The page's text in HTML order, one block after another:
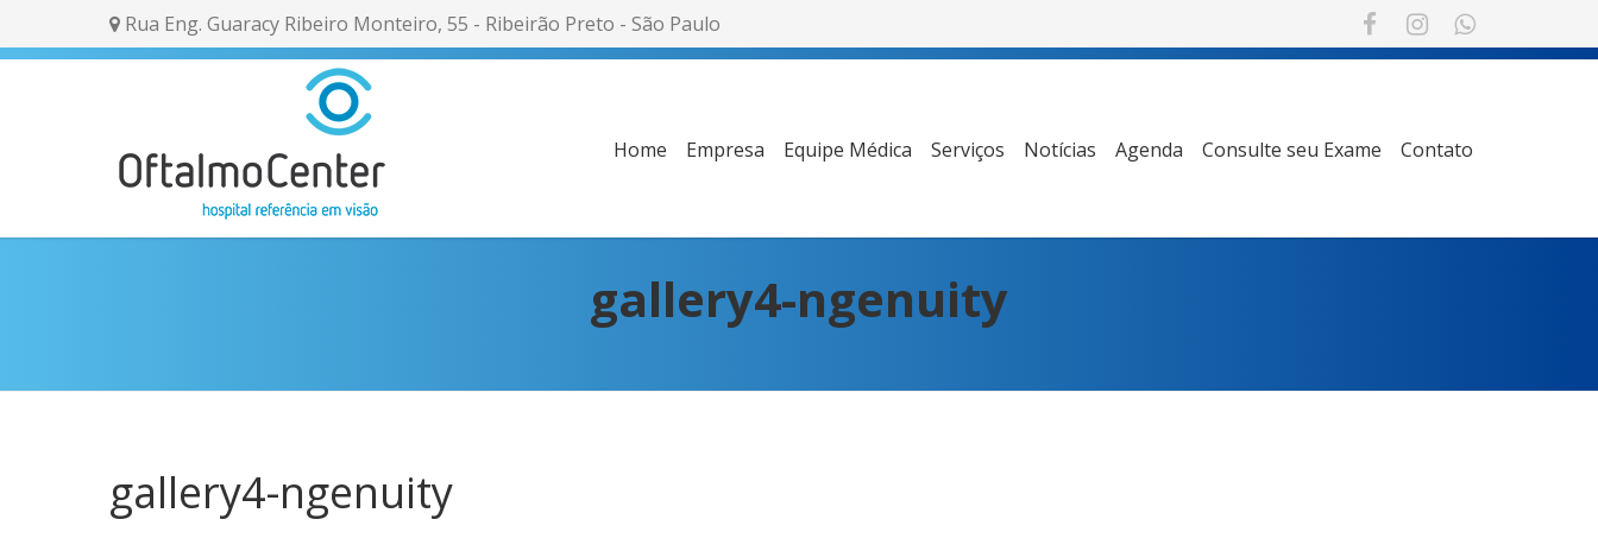
Rua Eng. Guaracy Ribeiro Monteiro, 55 - Ribeirão Preto - São Paulo
Home Empresa Equipe Médica Serviços Notícias Agenda Consulte seu Exame Contato
gallery4-ngenuity
gallery4-ngenuity